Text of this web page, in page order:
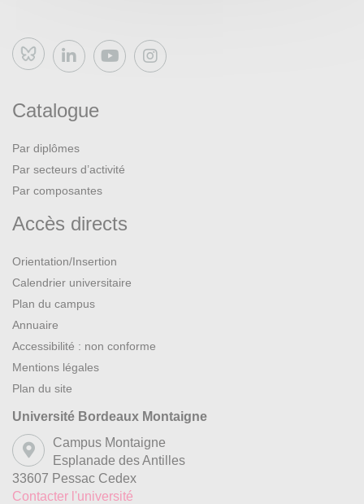
Bluesky
Catalogue
Par diplômes
Par secteurs d’activité
Par composantes
Accès directs
Orientation/Insertion
Calendrier universitaire
Plan du campus
Annuaire
Accessibilité : non conforme
Mentions légales
Plan du site
Université Bordeaux Montaigne
Campus Montaigne
Esplanade des Antilles
33607 Pessac Cedex
Contacter l'université